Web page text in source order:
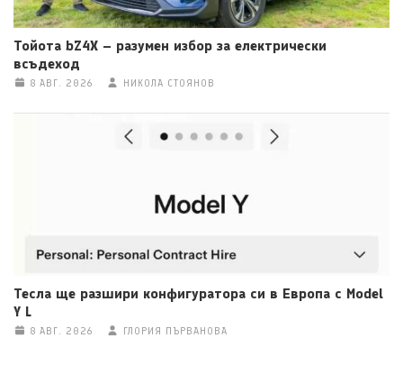
Тойота bZ4X – разумен избор за електрически
всъдеход
8 АВГ. 2026 НИКОЛА СТОЯНОВ
Тесла ще разшири конфигуратора си в Европа с Model
Y L
8 АВГ. 2026 ГЛОРИЯ ПЪРВАНОВА